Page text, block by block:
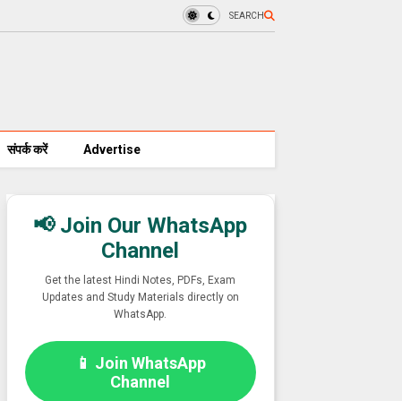
SEARCH
संपर्क करें Advertise
📢 Join Our WhatsApp
Channel
Get the latest Hindi Notes, PDFs, Exam
Updates and Study Materials directly on
WhatsApp.
📱 Join WhatsApp
Channel